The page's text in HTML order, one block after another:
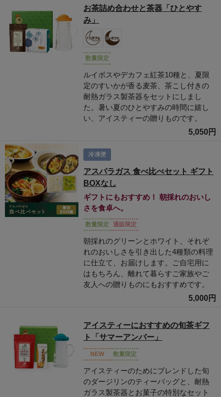
お茶詰め合わせと茶器「ひとやす
み」
数量限定
ルイボスやデカフェ紅茶10種と、夏限
定のすいかが香る麦茶、茶こし付きの
耐熱ガラス製茶器をセットにしまし
た。暑い夏のひとやすみの時間に嬉し
い、アイスティーの贈りものです。
5,050円
冷凍便
アスパラガス 食べ比べセット ギフト
BOXなし
ギフトにもおすすめ！ 朝採れのおいし
さを食卓へ。
数量限定 通販限定
朝採れのグリーンとホワイト、それぞ
れのおいしさを引き出した4種類の料理
に仕立て、お届けします。ご自宅用に
はもちろん、離れて暮らすご家族やご
友人への贈りものにもおすすめです。
5,000円
アイスティーにおすすめの旬茶ギフ
ト「サマーアンバー」
NEW 数量限定
アイスティーのためにブレンドした旬
のダージリンのティーバッグと、耐熱
ガラス製茶器とお菓子の特別なセット